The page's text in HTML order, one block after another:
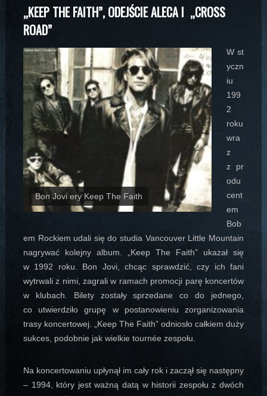
„KEEP THE FAITH”, ODEJŚCIE ALECA I „CROSS
ROAD”
Bon Jovi ery Keep The Faith
W st
yczn
iu
199
2
roku
wra
z
z pr
odu
cent
em
Bob
em Rockiem udali się do studia Vancouver Little Mountain
nagrywać kolejny album. „Keep The Faith” ukazał się
w 1992 roku. Bon Jovi, chcąc sprawdzić, czy ich fani
wytrwali z nimi, zagrali w ramach promocji parę koncertów
w klubach. Bilety zostały sprzedane co do jednego,
co utwierdziło grupę w postanowieniu zorganizowania
trasy koncertowej. „Keep The Faith” odniosło całkiem duży
sukces, podobnie jak wielkie tournée zespołu.
Na koncertowaniu upłynął im cały rok i zaczął się następny
– 1994, który jest ważną datą w historii zespołu z dwóch